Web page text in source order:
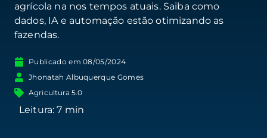
agrícola na nos tempos atuais. Saiba como
dados, IA e automação estão otimizando as
fazendas.
Publicado em 08/05/2024
Jhonatah Albuquerque Gomes
Agricultura 5.0